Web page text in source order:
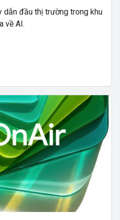
dẫn đầu thị trường trong khu
về AI.